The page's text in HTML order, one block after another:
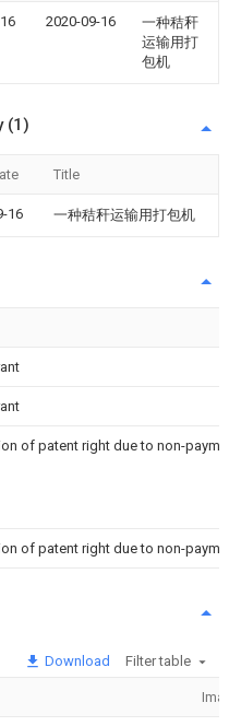
2020-09-16
一种秸秆
运输用打
包机
(1)
Title
16 一种秸秆运输用打包机
of patent right due to non-
of patent right due to non-
Download Filter table
Image